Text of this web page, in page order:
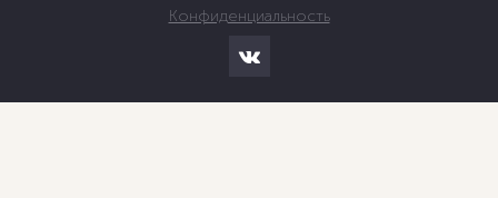
Конфиденциальность